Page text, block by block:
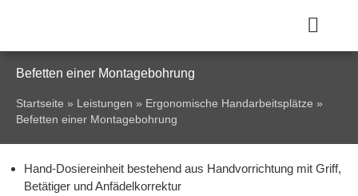
Befetten einer Montagebohrung
Startseite » Leistungen » Ergonomische Handarbeitsplätze »
Befetten einer Montagebohrung
Hand-Dosiereinheit bestehend aus Handvorrichtung mit Griff,
Betätiger und Anfädelkorrektur